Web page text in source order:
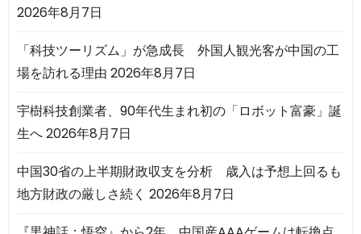
2026年8月7日
「科技ツーリズム」が急成長 外国人観光客が中国の工
場を訪れる理由 2026年8月7日
宇樹科技創業者、90年代生まれ初の「ロボット富豪」誕
生へ2026年8月7日
中国30省の上半期財政収支を分析 歳入は予想上回るも
地方財政の厳しさ続く 2026年8月7日